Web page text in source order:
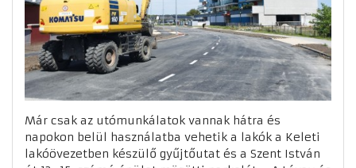
Már csak az utómunkálatok vannak hátra és
napokon belül használatba vehetik a lakók a Keleti
lakóövezetben készülő gyűjtőutat és a Szent István